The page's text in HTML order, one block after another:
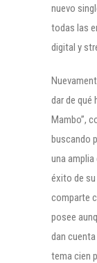
nuevo
todas las
digital y
dar de qué
Mambo”,
buscando
una
éxito de su
comparte
posee
dan
tema cien